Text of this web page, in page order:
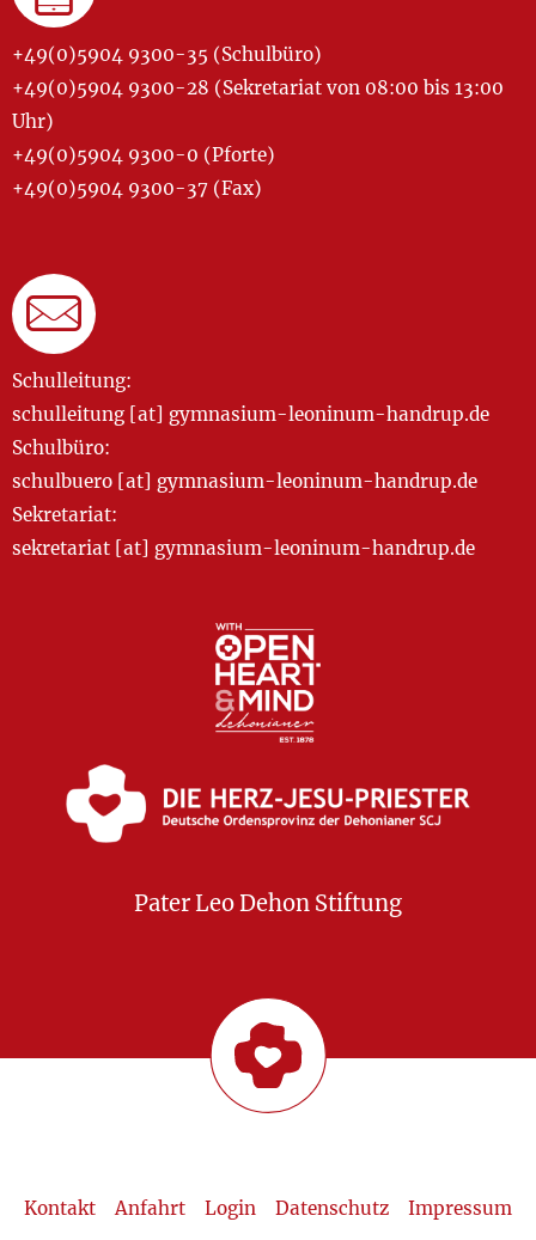
+49(0)5904 9300-35 (Schulbüro)
+49(0)5904 9300-28 (Sekretariat von 08:00 bis 13:00
Uhr)
+49(0)5904 9300-0 (Pforte)
+49(0)5904 9300-37 (Fax)
Schulleitung:
schulleitung [at] gymnasium-leoninum-handrup.de
Schulbüro:
schulbuero [at] gymnasium-leoninum-handrup.de
Sekretariat:
sekretariat [at] gymnasium-leoninum-handrup.de
Pater Leo Dehon Stiftung
Kontakt Anfahrt Login Datenschutz Impressum